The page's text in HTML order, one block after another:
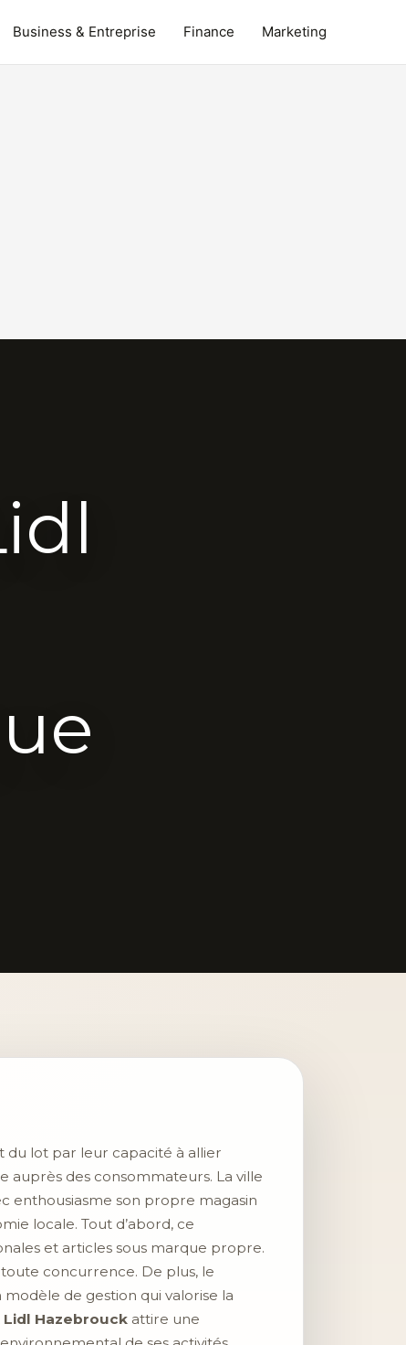
Business & Entreprise Finance Marketing
du lot par leur capacité à allier
auprès des consommateurs. La ville
enthousiasme son propre magasin
locale. Tout d’abord, ce
et articles sous marque propre.
concurrence. De plus, le
de gestion qui valorise la
Lidl Hazebrouck attire une